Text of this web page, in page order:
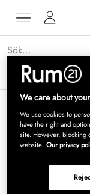
Få 15 % rabatt på
We care about
We use cookies to
have the right and
site. However, blocking
website. Our privacy